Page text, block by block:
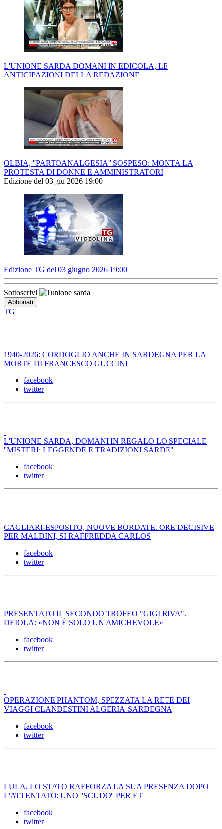
L'UNIONE SARDA DOMANI IN EDICOLA, LE
ANTICIPAZIONI DELLA REDAZIONE
OLBIA, ''PARTOANALGESIA'' SOSPESO: MONTA LA
PROTESTA DI DONNE E AMMINISTRATORI
Edizione del 03 giu 2026 19:00
Edizione TG del 03 giugno 2026 19:00
Sottoscrivi
TG
1940-2026: CORDOGLIO ANCHE IN SARDEGNA PER LA
MORTE DI FRANCESCO GUCCINI
facebook
twitter
L'UNIONE SARDA, DOMANI IN REGALO LO SPECIALE
''MISTERI: LEGGENDE E TRADIZIONI SARDE"
facebook
twitter
CAGLIARI-ESPOSITO, NUOVE BORDATE. ORE DECISIVE
PER MALDINI, SI RAFFREDDA CARLOS
facebook
twitter
PRESENTATO IL SECONDO TROFEO "GIGI RIVA".
DEIOLA: «NON È SOLO UN'AMICHEVOLE»
facebook
twitter
OPERAZIONE PHANTOM, SPEZZATA LA RETE DEI
VIAGGI CLANDESTINI ALGERIA-SARDEGNA
facebook
twitter
LULA, LO STATO RAFFORZA LA SUA PRESENZA DOPO
L'ATTENTATO: UNO ''SCUDO'' PER ET
facebook
twitter